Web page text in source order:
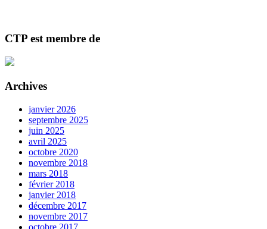
CTP est membre de
Archives
janvier 2026
septembre 2025
juin 2025
avril 2025
octobre 2020
novembre 2018
mars 2018
février 2018
janvier 2018
décembre 2017
novembre 2017
octobre 2017